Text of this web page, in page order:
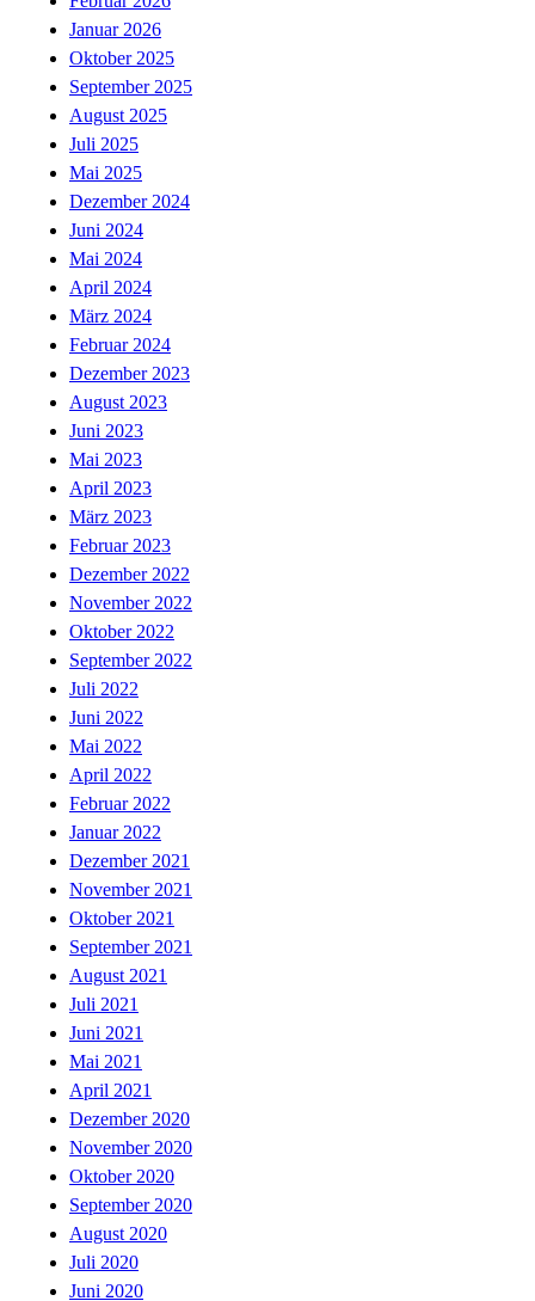
Januar 2026
Oktober 2025
September 2025
August 2025
Juli 2025
Mai 2025
Dezember 2024
Juni 2024
Mai 2024
April 2024
März 2024
Februar 2024
Dezember 2023
August 2023
Juni 2023
Mai 2023
April 2023
März 2023
Februar 2023
Dezember 2022
November 2022
Oktober 2022
September 2022
Juli 2022
Juni 2022
Mai 2022
April 2022
Februar 2022
Januar 2022
Dezember 2021
November 2021
Oktober 2021
September 2021
August 2021
Juli 2021
Juni 2021
Mai 2021
April 2021
Dezember 2020
November 2020
Oktober 2020
September 2020
August 2020
Juli 2020
Juni 2020